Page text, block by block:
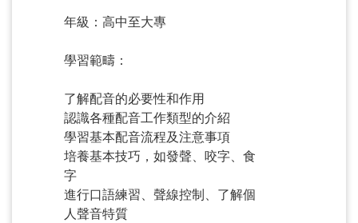
年級：高中至大專
學習範疇：
了解配音的必要性和作用
認識各種配音工作類型的介紹
學習基本配音流程及注意事項
培養基本技巧，如發聲、咬字、食
字
進行口語練習、聲線控制、了解個
人聲音特質